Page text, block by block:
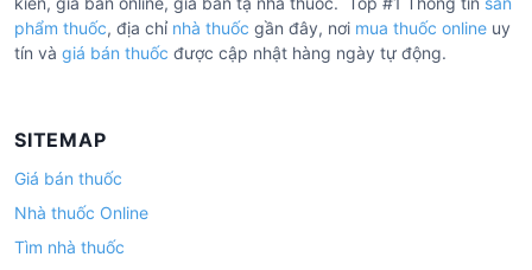
phẩm thuốc, địa chỉ nhà thuốc gần đây, nơi mua thuốc online uy
tín và giá bán thuốc được cập nhật hàng ngày tự động.
SITEMAP
Giá bán thuốc
Nhà thuốc Online
Tìm nhà thuốc